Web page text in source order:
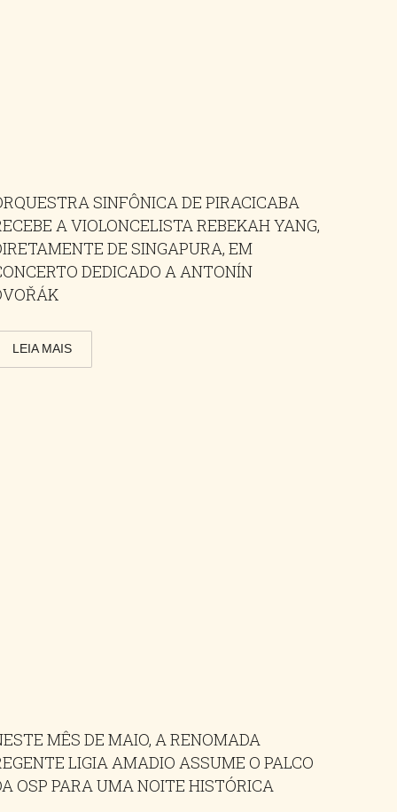
SINFÔNICA DE PIRACICABA
A VIOLONCELISTA REBEKAH YANG,
DE SINGAPURA, EM
DEDICADO A ANTONÍN
LEIA MAIS
MÊS DE MAIO, A RENOMADA
LIGIA AMADIO ASSUME O PALCO
OSP PARA UMA NOITE HISTÓRICA